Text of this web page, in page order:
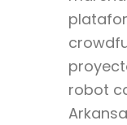
robot